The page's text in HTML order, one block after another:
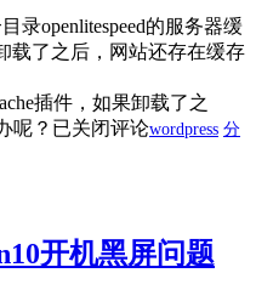
录openlitespeed的服务器缓
载了之后，网站还存在缓存
插件，如果卸载了之
呢？ 已关闭评论wordpress 分
开机黑屏问题